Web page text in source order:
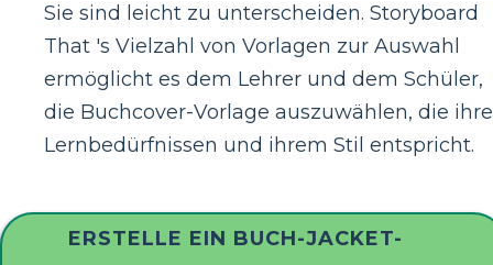
Sie sind leicht zu unterscheiden. Storyboard
That 's Vielzahl von Vorlagen zur Auswahl
ermöglicht es dem Lehrer und dem Schüler,
die Buchcover-Vorlage auszuwählen, die
Lernbedürfnissen und ihrem Stil entspricht.
ERSTELLE EIN BUCH-JACKET-